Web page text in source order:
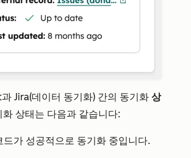
Jira(데이터 동기화) 간의 동기화 상
화 상태는 다음과 같습니다:
드가 성공적으로 동기화 중입니다.